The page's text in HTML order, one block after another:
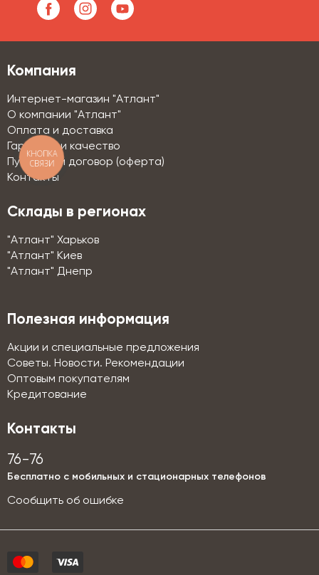
Компания
Интернет-магазин "Атлант"
О компании "Атлант"
Оплата и доставка
Гарантии и качество
Публичный договор (оферта)
Контакты
Склады в регионах
"Атлант" Харьков
"Атлант" Киев
"Атлант" Днепр
Полезная информация
Акции и специальные предложения
Советы. Новости. Рекомендации
Оптовым покупателям
Кредитование
Контакты
76-76
Бесплатно с мобильных и стационарных телефонов
Сообщить об ошибке
КНОПКА
СВЯЗИ